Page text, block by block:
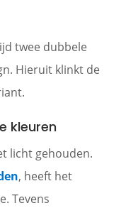
twee dubbele
Hieruit klinkt de
kleuren
licht gehouden.
, heeft het
Tevens